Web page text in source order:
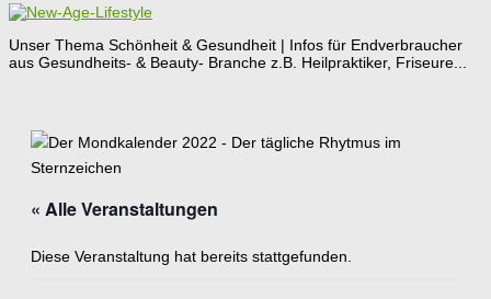
Unser Thema Schönheit & Gesundheit | Infos für Endverbraucher
aus Gesundheits- & Beauty- Branche z.B. Heilpraktiker, Friseure...
« Alle Veranstaltungen
Diese Veranstaltung hat bereits stattgefunden.